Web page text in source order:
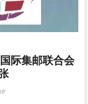
际集邮联合会